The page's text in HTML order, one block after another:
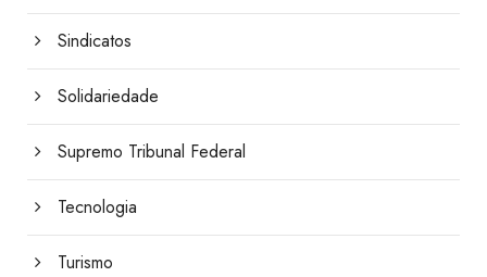
Sindicatos
Solidariedade
Supremo Tribunal Federal
Tecnologia
Turismo